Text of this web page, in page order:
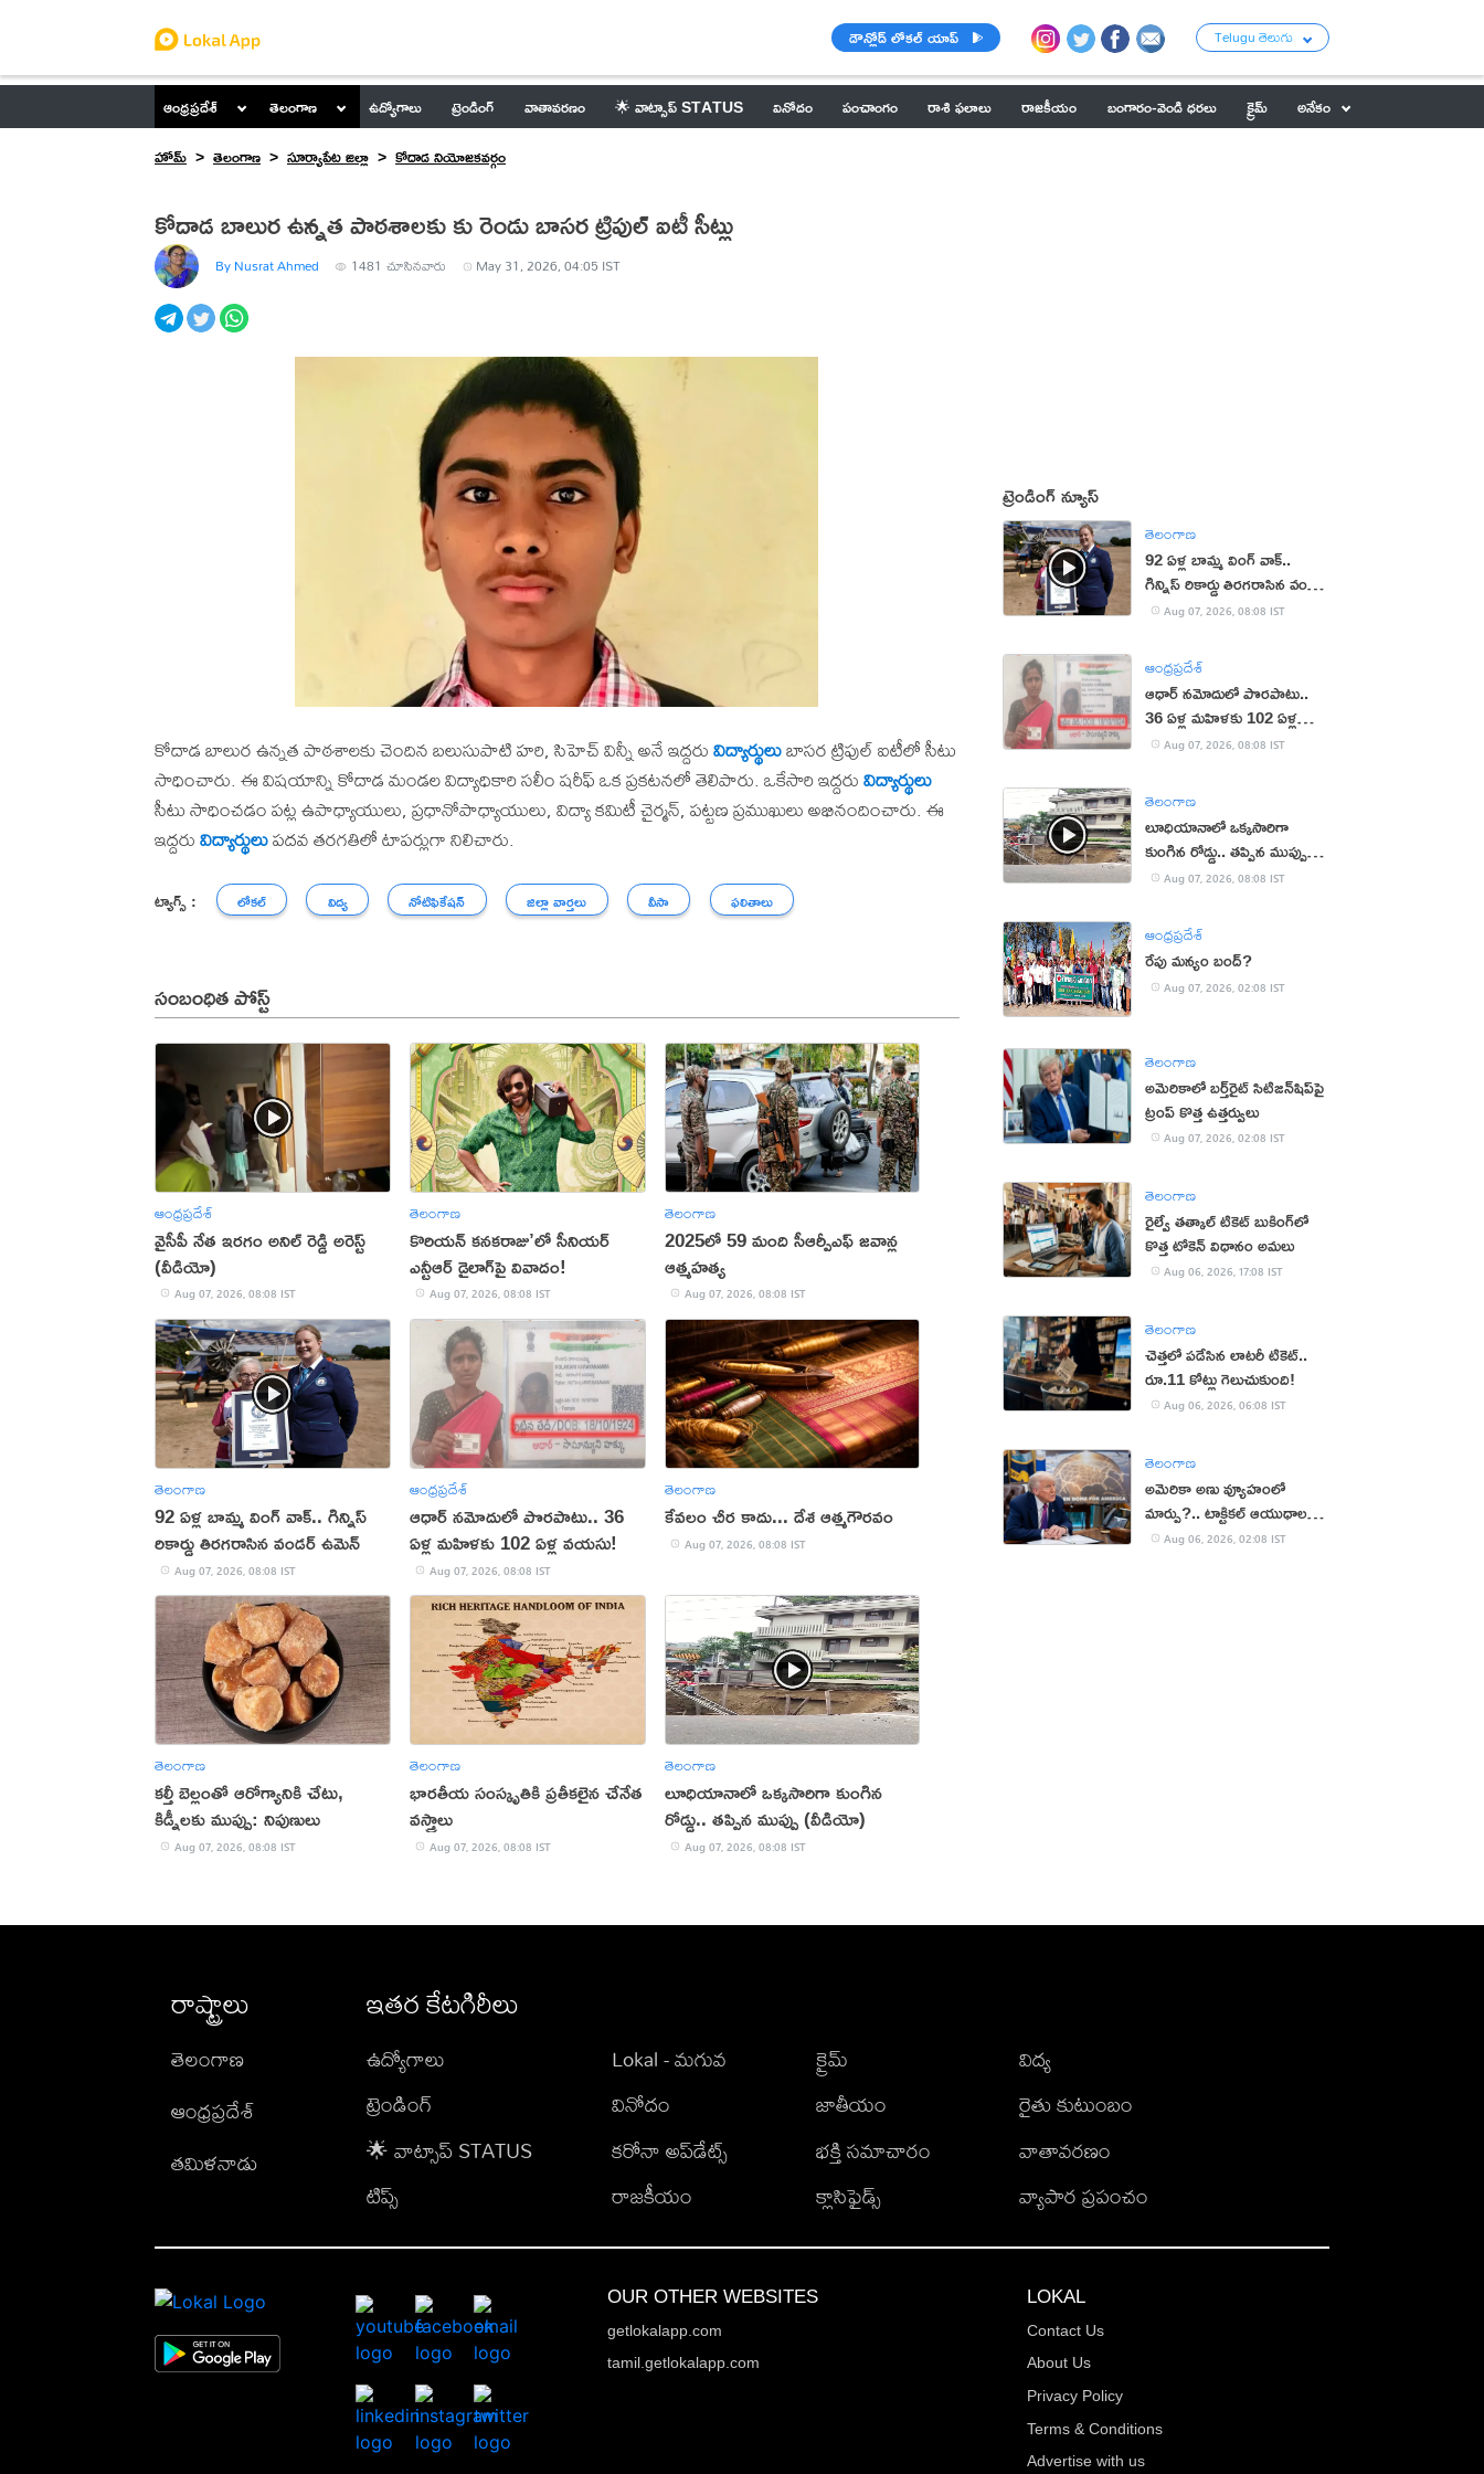
డౌన్లోడ్ లోకల్ యాప్ Telugu తెలుగు
ఆంధ్రప్రదేశ్ తెలంగాణ ఉద్యోగాలు ట్రెండింగ్ వాతావరణం 🌟 వాట్సాప్ STATUS వినోదం పంచాంగం రాశి ఫలాలు రాజకీయం బంగారం-వెండి ధరలు క్రైమ్
అనేకం
హోమ్
తెలంగాణ సూర్యాపేట జిల్లా కోదాడ నియోజకవర్గం
కోదాడ బాలుర ఉన్నత పాఠశాలకు కు రెండు బాసర ట్రిపుల్ ఐటీ సీట్లు
By Nusrat Ahmed 1481 చూసినవారు May 31, 2026, 04:05 IST
కోదాడ బాలుర ఉన్నత పాఠశాలకు చెందిన బలుసుపాటి హరి, సిహెచ్ విన్నీ అనే ఇద్దరువిద్యార్థులుబాసర ట్రిపుల్ ఐటీలో సీటు
సాధించారు. ఈ విషయాన్ని కోదాడ మండల విద్యాధికారి సలీం షరీఫ్ ఒక ప్రకటనలో తెలిపారు. ఒకేసారి ఇద్దరువిద్యార్థులు
సీటు సాధించడం పట్ల ఉపాధ్యాయులు, ప్రధానోపాధ్యాయులు, విద్యా కమిటీ చైర్మన్, పట్టణ ప్రముఖులు అభినందించారు. ఈ
ఇద్దరువిద్యార్థులుపదవ తరగతిలో టాపర్లుగా నిలిచారు.
ట్యాగ్స్ : లోకల్ విద్య నోటిఫికేషన్ జిల్లా వార్తలు వీసా ఫలితాలు
సంబంధిత పోస్ట్
ఆంధ్రప్రదేశ్
వైసీపీ నేత ఇరగం అనిల్ రెడ్డి అరెస్ట్
(వీడియో)
Aug 07, 2026, 08:08 IST
తెలంగాణ
కొరియన్ కనకరాజు’లో సీనియర్
ఎన్టీఆర్ డైలాగ్‌పై వివాదం!
Aug 07, 2026, 08:08 IST
తెలంగాణ
2025లో 59 మంది సీఆర్పీఎఫ్ జ‌వాన్ల
ఆత్మ‌హ‌త్య
Aug 07, 2026, 08:08 IST
తెలంగాణ
92 ఏళ్ల బామ్మ వింగ్ వాక్.. గిన్నిస్
రికార్డు తిరగరాసిన వండర్ ఉమెన్
Aug 07, 2026, 08:08 IST
ఆంధ్రప్రదేశ్
ఆధార్‌ నమోదులో పొరపాటు.. 36
ఏళ్ల మహిళకు 102 ఏళ్ల వయసు!
Aug 07, 2026, 08:08 IST
తెలంగాణ
కేవలం చీర కాదు... దేశ ఆత్మగౌరవం
Aug 07, 2026, 08:08 IST
తెలంగాణ
కల్తీ బెల్లంతో ఆరోగ్యానికి చేటు,
కిడ్నీలకు ముప్పు: నిపుణులు
Aug 07, 2026, 08:08 IST
తెలంగాణ
భారతీయ సంస్కృతికి ప్రతీకలైన చేనేత
వస్త్రాలు
Aug 07, 2026, 08:08 IST
తెలంగాణ
లూధియానాలో ఒక్కసారిగా కుంగిన
రోడ్డు.. తప్పిన ముప్పు (వీడియో)
Aug 07, 2026, 08:08 IST
ట్రెండింగ్ న్యూస్
తెలంగాణ
92 ఏళ్ల బామ్మ వింగ్ వాక్..
గిన్నిస్ రికార్డు తిరగరాసిన వండర్
ఉమెన్Aug 07, 2026, 08:08 IST
ఆంధ్రప్రదేశ్
ఆధార్‌ నమోదులో పొరపాటు..
36 ఏళ్ల మహిళకు 102 ఏళ్ల
వయసు!
Aug 07, 2026, 08:08 IST
తెలంగాణ
లూధియానాలో ఒక్కసారిగా
కుంగిన రోడ్డు.. తప్పిన ముప్పు
(వీడియో)
Aug 07, 2026, 08:08 IST
ఆంధ్రప్రదేశ్
రేపు మన్యం బంద్‌?
Aug 07, 2026, 02:08 IST
తెలంగాణ
అమెరికాలో బర్త్‌రైట్ సిటిజన్‌షిప్‌పై
ట్రంప్ కొత్త ఉత్తర్వులు
Aug 07, 2026, 02:08 IST
తెలంగాణ
రైల్వే తత్కాల్ టికెట్ బుకింగ్‌లో
కొత్త టోకెన్ విధానం అమలు
Aug 06, 2026, 17:08 IST
తెలంగాణ
చెత్తలో పడేసిన లాటరీ టికెట్..
రూ.11 కోట్లు గెలుచుకుంది!
Aug 06, 2026, 06:08 IST
తెలంగాణ
అమెరికా అణు వ్యూహంలో
మార్పు?.. టాక్టికల్ ఆయుధాలకు
ప్రాధాన్యం!
Aug 06, 2026, 02:08 IST
రాష్ట్రాలు
తెలంగాణ
ఆంధ్రప్రదేశ్
తమిళనాడు
ఇతర కేటగిరీలు
ఉద్యోగాలు
ట్రెండింగ్
🌟 వాట్సాప్ STATUS
టిప్స్
Lokal - మగువ
వినోదం
కరోనా అప్‌డేట్స్
రాజకీయం
క్రైమ్
జాతీయం
భక్తి సమాచారం
క్లాసిఫైడ్స్
విద్య
రైతు కుటుంబం
వాతావరణం
వ్యాపార ప్రపంచం
OUR OTHER WEBSITES
getlokalapp.com
tamil.getlokalapp.com
LOKAL
Contact Us
About Us
Privacy Policy
Terms & Conditions
Advertise with us